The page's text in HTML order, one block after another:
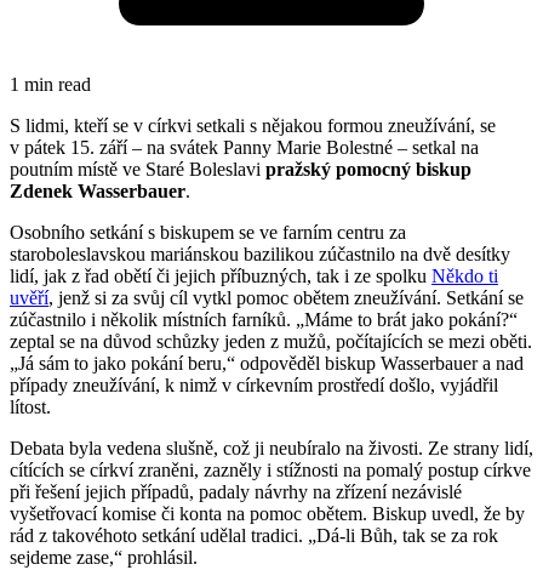
1 min read
S lidmi, kteří se v církvi setkali s nějakou formou zneužívání, se
v pátek 15. září – na svátek Panny Marie Bolestné – setkal na
poutním místě ve Staré Boleslavi pražský pomocný biskup
Zdenek Wasserbauer.
Osobního setkání s biskupem se ve farním centru za
staroboleslavskou mariánskou bazilikou zúčastnilo na dvě desítky
lidí, jak z řad obětí či jejich příbuzných, tak i ze spolku Někdo ti
uvěří, jenž si za svůj cíl vytkl pomoc obětem zneužívání. Setkání se
zúčastnilo i několik místních farníků. „Máme to brát jako pokání?“
zeptal se na důvod schůzky jeden z mužů, počítajících se mezi oběti.
„Já sám to jako pokání beru,“ odpověděl biskup Wasserbauer a nad
případy zneužívání, k nimž v církevním prostředí došlo, vyjádřil
lítost.
Debata byla vedena slušně, což ji neubíralo na živosti. Ze strany lidí,
cítících se církví zraněni, zazněly i stížnosti na pomalý postup církve
při řešení jejich případů, padaly návrhy na zřízení nezávislé
vyšetřovací komise či konta na pomoc obětem. Biskup uvedl, že by
rád z takovéhoto setkání udělal tradici. „Dá-li Bůh, tak se za rok
sejdeme zase,“ prohlásil.